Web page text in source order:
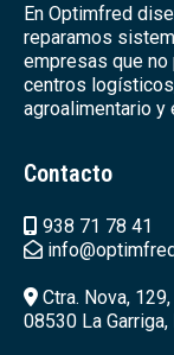
En Optimfred
reparamos
empresas que
centros
agroalimentario
Contacto
938 71 78 41
Ctra. Nova, 129,
08530 La